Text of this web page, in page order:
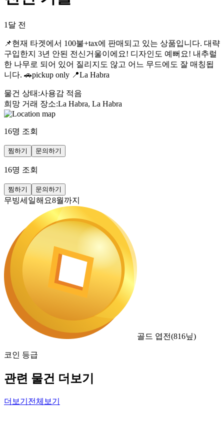
1달 전
📌현재 타겟에서 100불+tax에 판매되고 있는 상품입니다. 대략
구입한지 3년 안된 전신거울이에요! 디자인도 예뻐요! 내추럴
한 나무로 되어 있어 질리지도 않고 어느 무드에도 잘 매칭됩
니다. 🚗pickup only 📍La Habra
물건 상태 :사용감 적음
희망 거래 장소:La Habra, La Habra
16명 조회
찜하기 문의하기
16명 조회
찜하기 문의하기
무빙세일해요8월까지
골드 엽전(816닢)
코인 등급
관련 물건 더보기
더보기 전체보기